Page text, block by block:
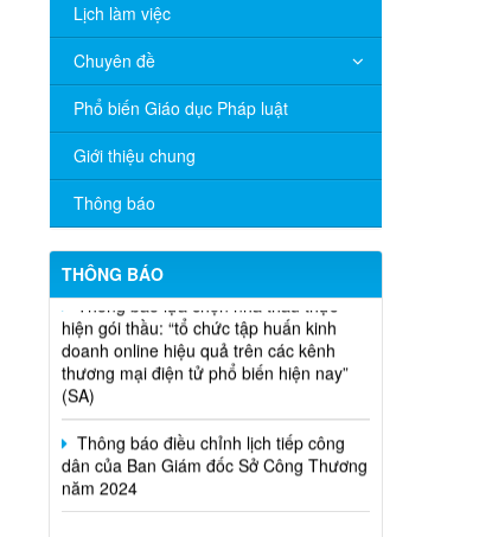
Lịch làm việc
Chuyên đề
Phổ biến Giáo dục Pháp luật
Giới thiệu chung
Thông báo
THÔNG BÁO
V/v đề nghị báo cáo hệ thống phân
phối, nhãn hiệu hàng hóa và hoạt động
mua bán khí trên địa bàn tỉnh năm 2025
(nhắc lần 2).
Thông báo bán thanh lý tài sản công
theo hình thức chỉ định
Thông báo lựa chọn nhà thầu thực
hiện gói thầu: “tổ chức tập huấn kinh
doanh online hiệu quả trên các kênh
thương mại điện tử phổ biến hiện nay”
(SA)
Thông báo điều chỉnh lịch tiếp công
dân của Ban Giám đốc Sở Công Thương
năm 2024